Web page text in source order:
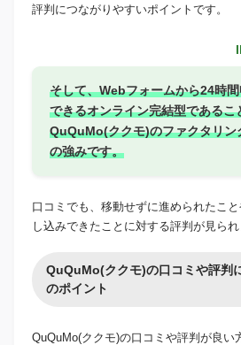
評判につながりやすいポイントです。
そして、Webフォームから24時
できるオンライン完結型であるこ
QuQuMo(ククモ)のファクタリン
の強みです。
口コミでも、移動せずに進められたこ
し込みできたことに対する評判が見られ
QuQuMo(ククモ)の口コミや評判
のポイント
QuQuMo(ククモ)の口コミや評判が良い